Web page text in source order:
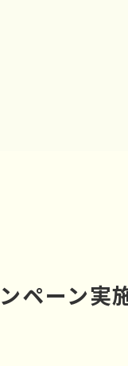
ペーン実